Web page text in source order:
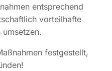
entsprechend
vorteilhafte
umsetzen.
festgestellt,